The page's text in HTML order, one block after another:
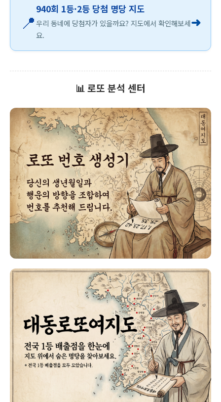
📍
940회 1등·2등 당첨 명당 지도
우리 동네에 당첨자가 있을까요? 지도에서 확인해보세
요.
➜
📊 로또 분석 센터